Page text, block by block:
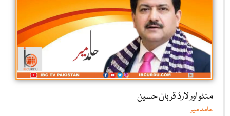
منٹو اور لارڈ قربان حسین
حامد میر